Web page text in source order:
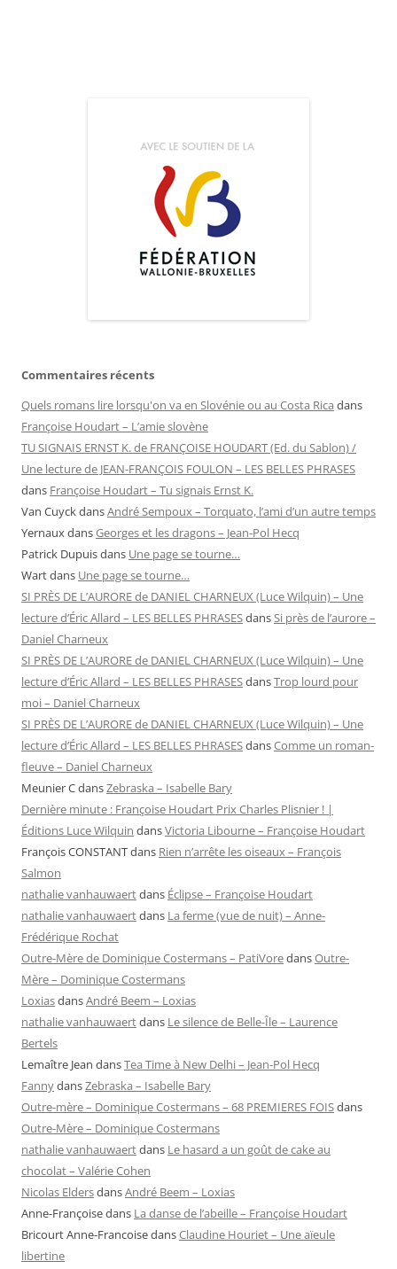
Commentaires récents
Quels romans lire lorsqu'on va en Slovénie ou au Costa Rica dans
Françoise Houdart – L’amie slovène
TU SIGNAIS ERNST K. de FRANÇOISE HOUDART (Ed. du Sablon) /
Une lecture de JEAN-FRANÇOIS FOULON – LES BELLES PHRASES
dans Françoise Houdart – Tu signais Ernst K.
Van CuyckdansAndré Sempoux – Torquato, l’ami d’un autre temps
YernauxdansGeorges et les dragons – Jean-Pol Hecq
Patrick Dupuisdans Une page se tourne…
Wartdans Une page se tourne…
SI PRÈS DE L’AURORE de DANIEL CHARNEUX (Luce Wilquin) – Une
lecture d’Éric Allard – LES BELLES PHRASESdansSi près de l’aurore –
Daniel Charneux
SI PRÈS DE L’AURORE de DANIEL CHARNEUX (Luce Wilquin) – Une
lecture d’Éric Allard – LES BELLES PHRASESdansTrop lourd pour
moi – Daniel Charneux
SI PRÈS DE L’AURORE de DANIEL CHARNEUX (Luce Wilquin) – Une
lecture d’Éric Allard – LES BELLES PHRASESdansComme un roman-
fleuve – Daniel Charneux
Meunier CdansZebraska – Isabelle Bary
Dernière minute : Françoise Houdart Prix Charles Plisnier ! |
Éditions Luce Wilquin dansVictoria Libourne – Françoise Houdart
François CONSTANTdans Rien n’arrête les oiseaux – François
Salmon
nathalie vanhauwaertdans Éclipse – Françoise Houdart
nathalie vanhauwaertdans La ferme (vue de nuit) – Anne-
Frédérique Rochat
Outre-Mère de Dominique Costermans – PatiVoredansOutre-
Mère – Dominique Costermans
LoxiasdansAndré Beem – Loxias
nathalie vanhauwaertdans Le silence de Belle-Île – Laurence
Bertels
Lemaître Jean dansTea Time à New Delhi – Jean-Pol Hecq
FannydansZebraska – Isabelle Bary
Outre-mère – Dominique Costermans – 68 PREMIERES FOISdans
Outre-Mère – Dominique Costermans
nathalie vanhauwaertdans Le hasard a un goût de cake au
chocolat – Valérie Cohen
Nicolas EldersdansAndré Beem – Loxias
Anne-Françoisedans La danse de l’abeille – Françoise Houdart
Bricourt Anne-FrancoisedansClaudine Houriet – Une aïeule
libertine